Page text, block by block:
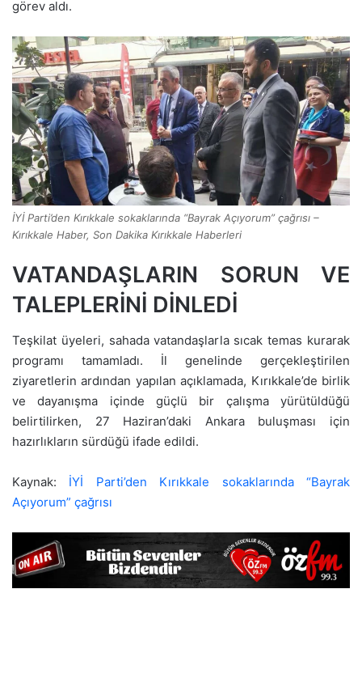
görev aldı.
İYİ Parti’den Kırıkkale sokaklarında “Bayrak Açıyorum” çağrısı –
Kırıkkale Haber, Son Dakika Kırıkkale Haberleri
VATANDAŞLARIN SORUN VE
TALEPLERİNİ DİNLEDİ
Teşkilat üyeleri, sahada vatandaşlarla sıcak temas kurarak
programı tamamladı. İl genelinde gerçekleştirilen
ziyaretlerin ardından yapılan açıklamada, Kırıkkale’de birlik
ve dayanışma içinde güçlü bir çalışma yürütüldüğü
belirtilirken, 27 Haziran’daki Ankara buluşması için
hazırlıkların sürdüğü ifade edildi.
Kaynak: İYİ Parti’den Kırıkkale sokaklarında “Bayrak
Açıyorum” çağrısı